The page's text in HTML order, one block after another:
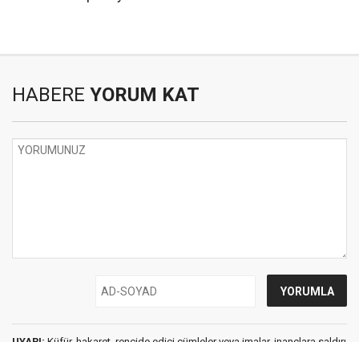
HABERE YORUM KAT